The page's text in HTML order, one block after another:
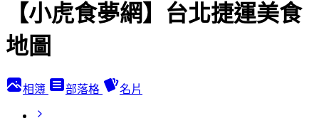
【小虎食夢網】台北捷運美食
地圖
相簿 部落格 名片